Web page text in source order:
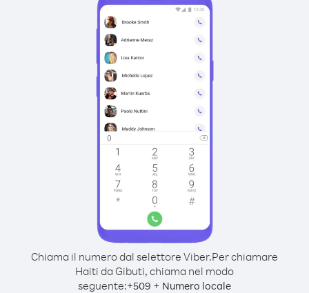
Chiama il numero dal selettore Viber.Per chiamare
Haiti da Gibuti, chiama nel modo
seguente:+509 + Numero locale